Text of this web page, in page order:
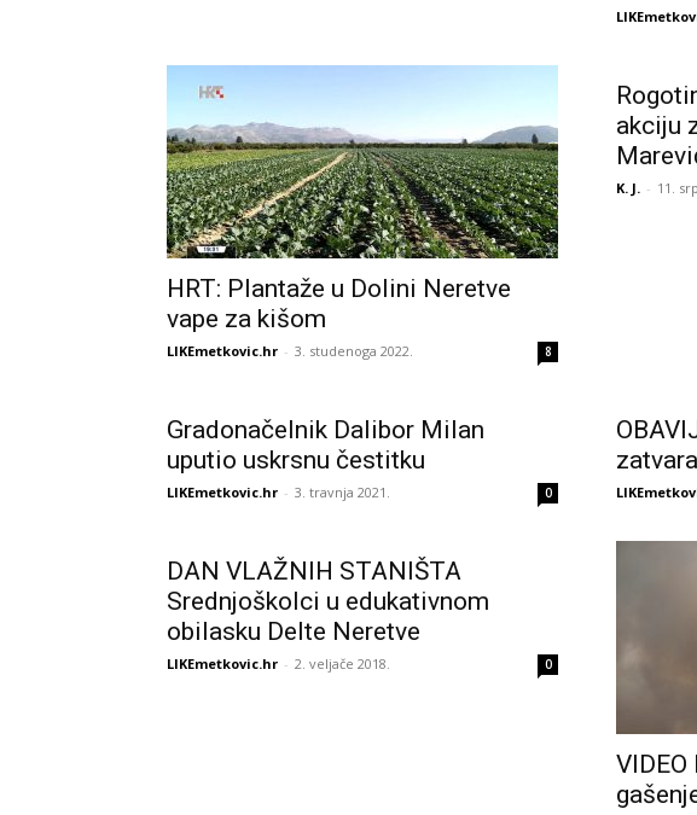
HRT: Plantaže u Dolini Neretve
vape za kišom
LIKEmetkovic.hr - 3. studenoga 2022. 8
akciju
K. J. - 11.
Gradonačelnik Dalibor Milan
uputio uskrsnu čestitku
LIKEmetkovic.hr - 3. travnja 2021. 0
DAN VLAŽNIH STANIŠTA
Srednjoškolci u edukativnom
obilasku Delte Neretve
LIKEmetkovic.hr - 2. veljače 2018. 0